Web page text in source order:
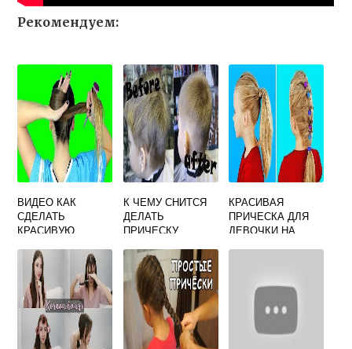
Рекомендуем:
ВИДЕО КАК
СДЕЛАТЬ
КРАСИВУЮ
К ЧЕМУ СНИТСЯ
ДЕЛАТЬ
ПРИЧЕСКУ
КРАСИВАЯ
ПРИЧЕСКА ДЛЯ
ДЕВОЧКИ НА